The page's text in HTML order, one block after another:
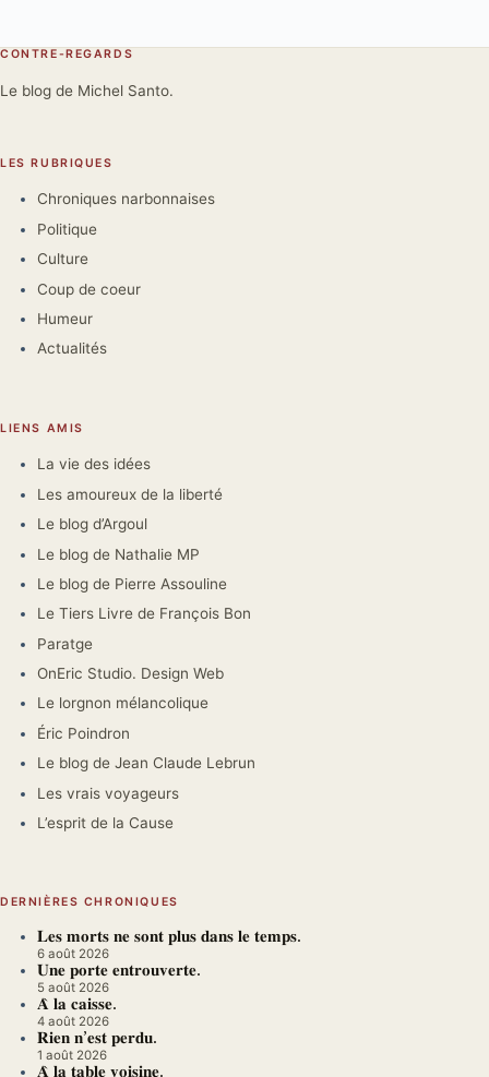
CONTRE-REGARDS
Le blog de Michel Santo.
LES RUBRIQUES
Chroniques narbonnaises
Politique
Culture
Coup de coeur
Humeur
Actualités
LIENS AMIS
La vie des idées
Les amoureux de la liberté
Le blog d’Argoul
Le blog de Nathalie MP
Le blog de Pierre Assouline
Le Tiers Livre de François Bon
Paratge
OnEric Studio. Design Web
Le lorgnon mélancolique
Éric Poindron
Le blog de Jean Claude Lebrun
Les vrais voyageurs
L’esprit de la Cause
DERNIÈRES CHRONIQUES
𝐋𝐞𝐬 𝐦𝐨𝐫𝐭𝐬 𝐧𝐞 𝐬𝐨𝐧𝐭 𝐩𝐥𝐮𝐬 𝐝𝐚𝐧𝐬 𝐥𝐞 𝐭𝐞𝐦𝐩𝐬.
6 août 2026
𝐔𝐧𝐞 𝐩𝐨𝐫𝐭𝐞 𝐞𝐧𝐭𝐫𝐨𝐮𝐯𝐞𝐫𝐭𝐞.
5 août 2026
𝐀̀ 𝐥𝐚 𝐜𝐚𝐢𝐬𝐬𝐞.
4 août 2026
𝐑𝐢𝐞𝐧 𝐧’𝐞𝐬𝐭 𝐩𝐞𝐫𝐝𝐮.
1 août 2026
𝐀̀ 𝐥𝐚 𝐭𝐚𝐛𝐥𝐞 𝐯𝐨𝐢𝐬𝐢𝐧𝐞.